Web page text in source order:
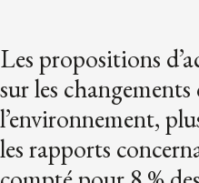
Les propositions
sur les
l’environnement,
les rapports